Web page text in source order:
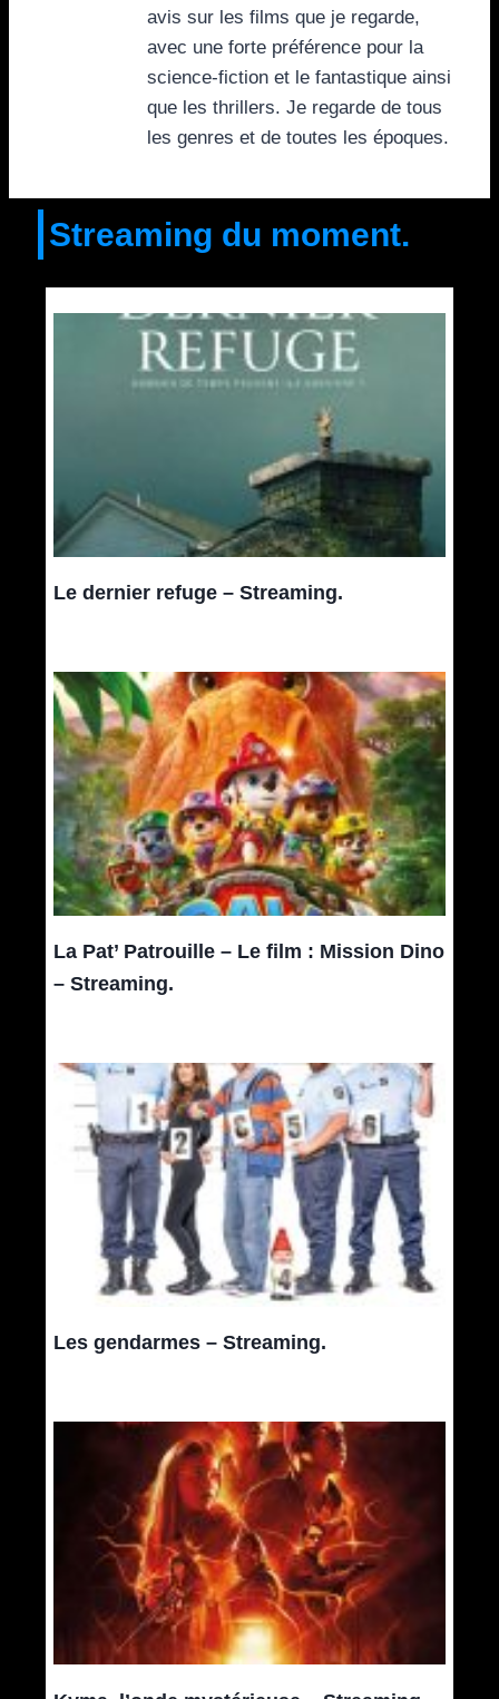
avis sur les films que je regarde,
avec une forte préférence pour la
science-fiction et le fantastique ainsi
que les thrillers. Je regarde de tous
les genres et de toutes les époques.
Streaming du moment.
Le dernier refuge – Streaming.
La Pat’ Patrouille – Le film : Mission Dino
– Streaming.
Les gendarmes – Streaming.